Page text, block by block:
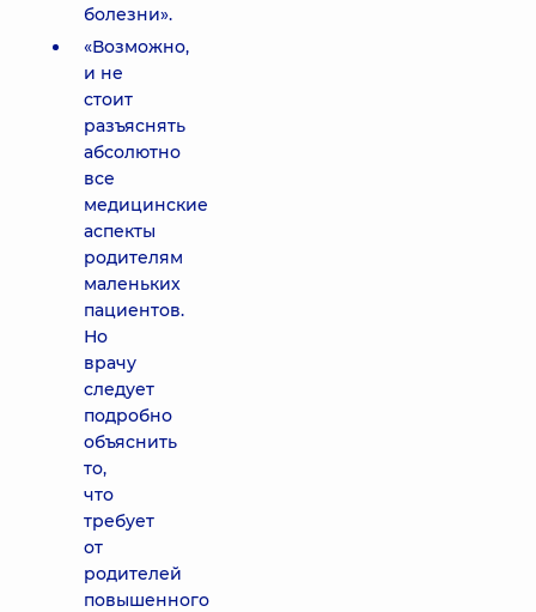
болезни».
«Возможно,
и не
стоит
разъяснять
абсолютно
все
медицинские
аспекты
родителям
маленьких
пациентов.
Но
врачу
следует
подробно
объяснить
то,
что
требует
от
родителей
повышенного